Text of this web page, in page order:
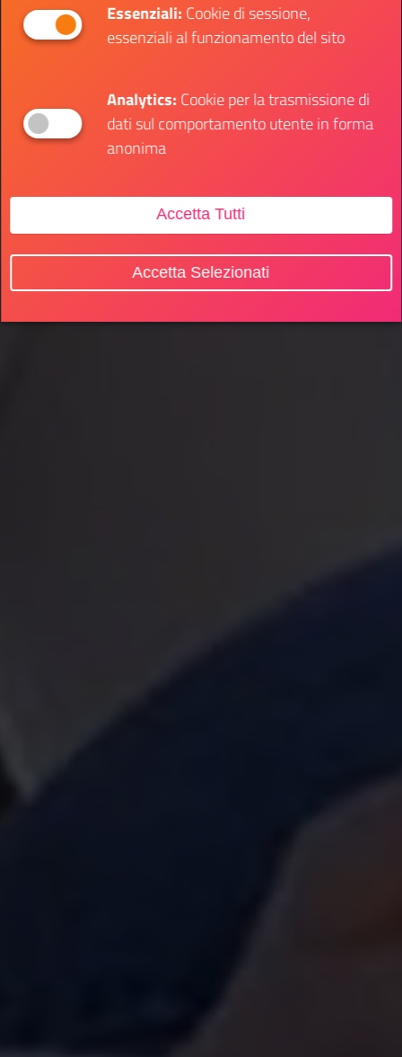
Essenziali:Cookie di sessione,
essenziali al funzionamento del sito
Analytics:Cookie per la trasmissione di
dati sul comportamento utente in forma
anonima
Accetta Tutti
Accetta Selezionati